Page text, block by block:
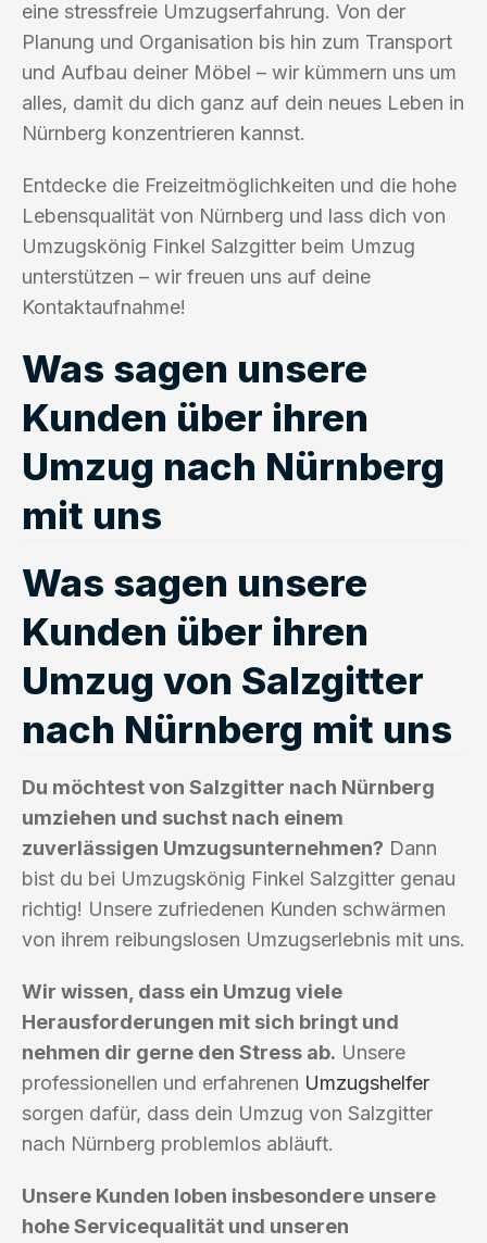
eine stressfreie Umzugserfahrung. Von der
Planung und Organisation bis hin zum Transport
und Aufbau deiner Möbel – wir kümmern uns um
alles, damit du dich ganz auf dein neues Leben in
Nürnberg konzentrieren kannst.
Entdecke die Freizeitmöglichkeiten und die hohe
Lebensqualität von Nürnberg und lass dich von
Umzugskönig Finkel Salzgitter beim Umzug
unterstützen – wir freuen uns auf deine
Kontaktaufnahme!
Was sagen unsere
Kunden über ihren
Umzug nach Nürnberg
mit uns
Was sagen unsere
Kunden über ihren
Umzug von Salzgitter
nach Nürnberg mit uns
Du möchtest von Salzgitter nach Nürnberg
umziehen und suchst nach einem
zuverlässigen Umzugsunternehmen? Dann
bist du bei Umzugskönig Finkel Salzgitter genau
richtig! Unsere zufriedenen Kunden schwärmen
von ihrem reibungslosen Umzugserlebnis mit uns.
Wir wissen, dass ein Umzug viele
Herausforderungen mit sich bringt und
nehmen dir gerne den Stress ab. Unsere
professionellen und erfahrenen Umzugshelfer
sorgen dafür, dass dein Umzug von Salzgitter
nach Nürnberg problemlos abläuft.
Unsere Kunden loben insbesondere unsere
hohe Servicequalität und unseren